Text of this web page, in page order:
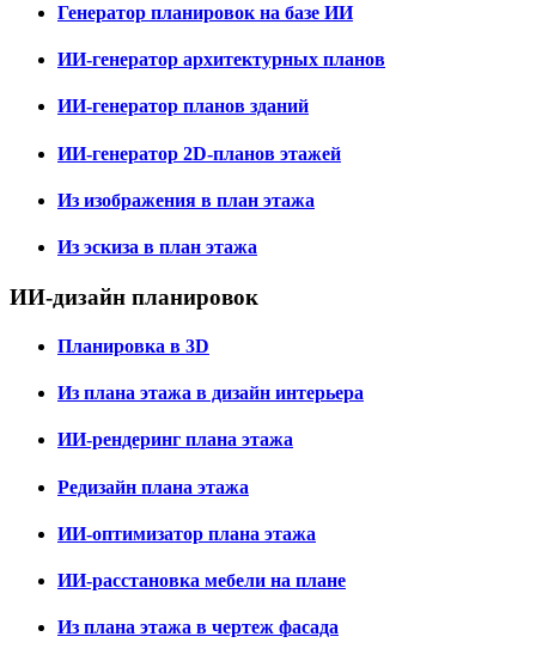
Генератор планировок на базе ИИ
ИИ-генератор архитектурных планов
ИИ-генератор планов зданий
ИИ-генератор 2D-планов этажей
Из изображения в план этажа
Из эскиза в план этажа
ИИ-дизайн планировок
Планировка в 3D
Из плана этажа в дизайн интерьера
ИИ-рендеринг плана этажа
Редизайн плана этажа
ИИ-оптимизатор плана этажа
ИИ-расстановка мебели на плане
Из плана этажа в чертеж фасада